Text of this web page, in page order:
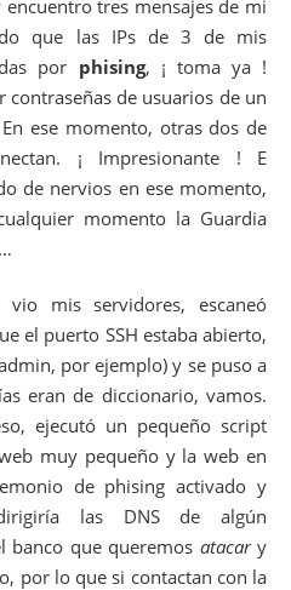
tres mensajes de mi
que las IPs de 3 de mis
por phising, ¡ toma ya !
contraseñas de usuarios de un
ese momento, otras dos de
¡ Impresionante ! E
de nervios en ese momento,
momento la Guardia
vio mis servidores, escaneó
el puerto SSH estaba abierto,
por ejemplo) y se puso a
eran de diccionario, vamos.
ejecutó un pequeño script
muy pequeño y la web en
de phising activado y
las DNS de algún
banco que queremos atacary
por lo que si contactan con la